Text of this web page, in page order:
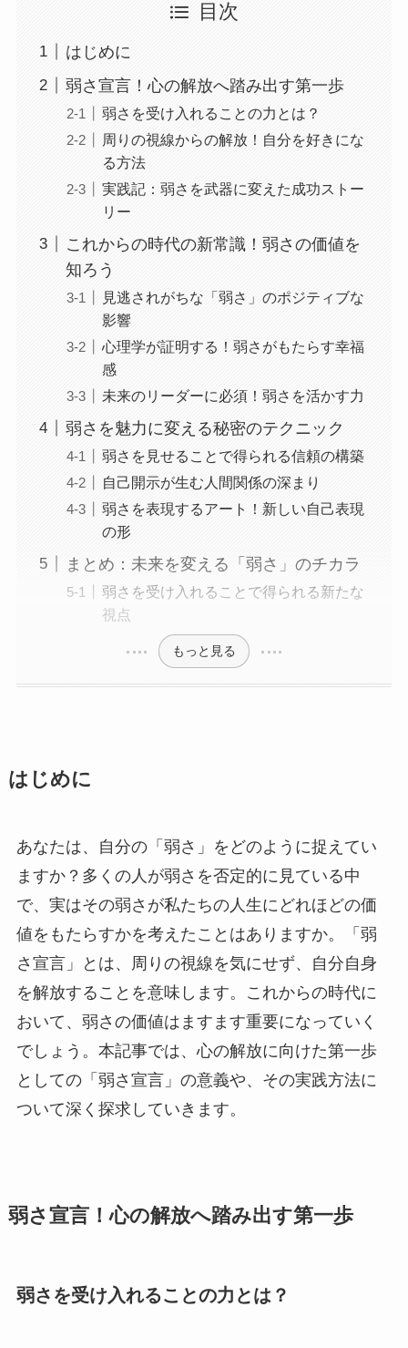
目次
はじめに
弱さ宣言！心の解放へ踏み出す第一歩
弱さを受け入れることの力とは？
周りの視線からの解放！自分を好きにな
る方法
実践記：弱さを武器に変えた成功ストー
リー
これからの時代の新常識！弱さの価値を
知ろう
見逃されがちな「弱さ」のポジティブな
影響
心理学が証明する！弱さがもたらす幸福
感
未来のリーダーに必須！弱さを活かす力
弱さを魅力に変える秘密のテクニック
弱さを見せることで得られる信頼の構築
自己開示が生む人間関係の深まり
弱さを表現するアート！新しい自己表現
の形
まとめ：未来を変える「弱さ」のチカラ
弱さを受け入れることで得られる新たな
視点
もっと見る
はじめに
あなたは、自分の「弱さ」をどのように捉えてい
ますか？多くの人が弱さを否定的に見ている中
で、実はその弱さが私たちの人生にどれほどの価
値をもたらすかを考えたことはありますか。「弱
さ宣言」とは、周りの視線を気にせず、自分自身
を解放することを意味します。これからの時代に
おいて、弱さの価値はますます重要になっていく
でしょう。本記事では、心の解放に向けた第一歩
としての「弱さ宣言」の意義や、その実践方法に
ついて深く探求していきます。
弱さ宣言！心の解放へ踏み出す第一歩
弱さを受け入れることの力とは？